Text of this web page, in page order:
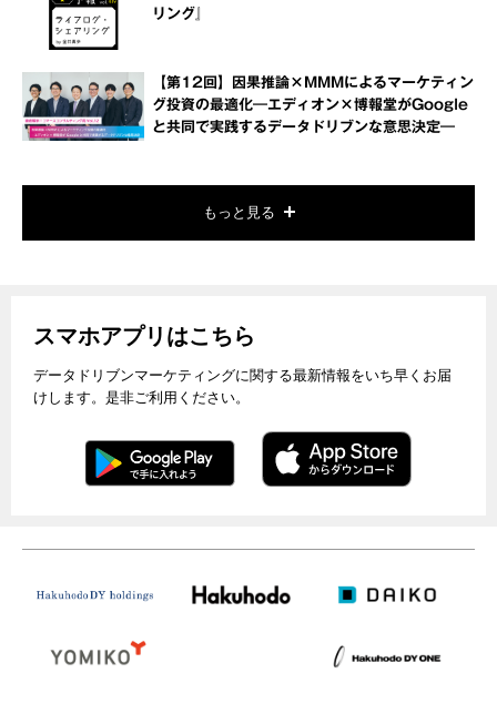
リング』
【第12回】因果推論×MMMによるマーケティン
グ投資の最適化―エディオン×博報堂がGoogle
と共同で実践するデータドリブンな意思決定―
もっと見る
スマホアプリはこちら
データドリブンマーケティングに関する最新情報をいち早くお届
けします。是非ご利用ください。